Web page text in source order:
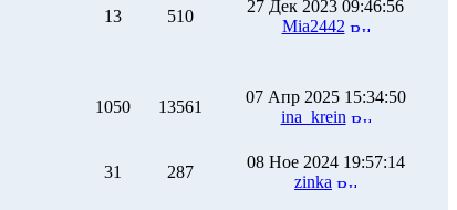
13 510
27 Дек 2023 09:46:56
Mia2442
1050 13561
07 Апр 2025 15:34:50
ina_krein
31 287
08 Ное 2024 19:57:14
zinka